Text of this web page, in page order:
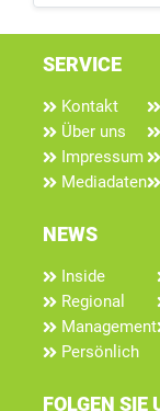
SERVICE
Kontakt
Über uns
Impressum
Mediadaten
NEWS
Inside
Regional
Management
Persönlich
FOLGEN SIE